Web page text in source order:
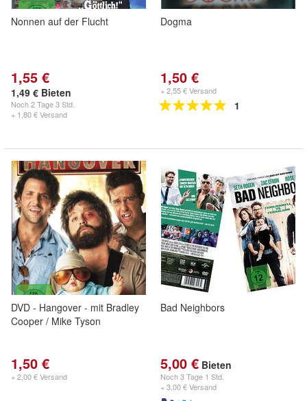
Nonnen auf der Flucht
1,55 €
1,49 € Bieten
Noch2 Tage 3 Std.
+ 1,80 € Versand
Dogma
1,50 €
+ 2,55 € Versand
1
DVD - Hangover - mit Bradley
Cooper / Mike Tyson
1,50 €
+ 2,00 € Versand
Bad Neighbors
5,00 € Bieten
Noch3 Tage 1 Std.
+ 3,00 € Versand